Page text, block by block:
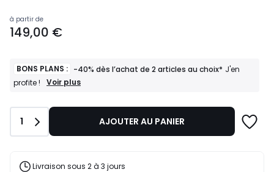
Prix
à
149,00
€.
à partir de
149,00 €
BONS PLANS : -40% dès l’achat de 2 articles au choix* J'en
profite !
BONS
-40%
l’achat
articles
Voir plus
Quantité
1 AJOUTER AU PANIER
Livraison sous 2 à 3 jours